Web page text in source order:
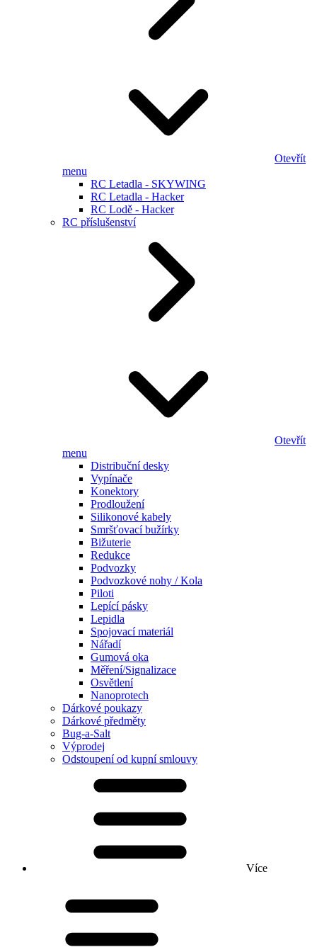
Otevřít
menu
RC Letadla - SKYWING
RC Letadla - Hacker
RC Lodě - Hacker
RC příslušenství
Otevřít
menu
Distribuční desky
Vypínače
Konektory
Prodloužení
Silikonové kabely
Smršťovací bužírky
Bižuterie
Redukce
Podvozky
Podvozkové nohy / Kola
Piloti
Lepící pásky
Lepidla
Spojovací materiál
Nářadí
Gumová oka
Měření/Signalizace
Osvětlení
Nanoprotech
Dárkové poukazy
Dárkové předměty
Bug-a-Salt
Výprodej
Odstoupení od kupní smlouvy
Více